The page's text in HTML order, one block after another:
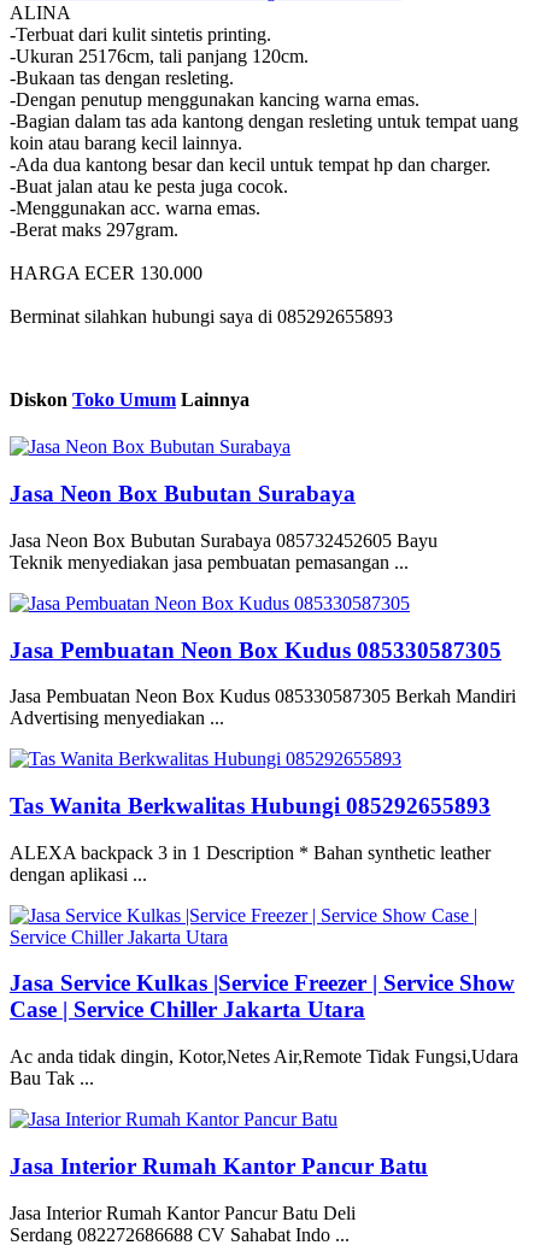
ALINA
-Terbuat dari kulit sintetis printing.
-Ukuran 25176cm, tali panjang 120cm.
-Bukaan tas dengan resleting.
-Dengan penutup menggunakan kancing warna emas.
-Bagian dalam tas ada kantong dengan resleting untuk tempat uang
koin atau barang kecil lainnya.
-Ada dua kantong besar dan kecil untuk tempat hp dan charger.
-Buat jalan atau ke pesta juga cocok.
-Menggunakan acc. warna emas.
-Berat maks 297gram.
HARGA ECER 130.000
Berminat silahkan hubungi saya di 085292655893
Diskon Toko Umum Lainnya
Jasa Neon Box Bubutan Surabaya
Jasa Neon Box Bubutan Surabaya 085732452605 Bayu
Teknik menyediakan jasa pembuatan pemasangan ...
Jasa Pembuatan Neon Box Kudus 085330587305
Jasa Pembuatan Neon Box Kudus 085330587305 Berkah Mandiri
Advertising menyediakan ...
Tas Wanita Berkwalitas Hubungi 085292655893
ALEXA backpack 3 in 1 Description * Bahan synthetic leather
dengan aplikasi ...
Jasa Service Kulkas |Service Freezer | Service Show
Case | Service Chiller Jakarta Utara
Ac anda tidak dingin, Kotor,Netes Air,Remote Tidak Fungsi,Udara
Bau Tak ...
Jasa Interior Rumah Kantor Pancur Batu
Jasa Interior Rumah Kantor Pancur Batu Deli
Serdang 082272686688 CV Sahabat Indo ...